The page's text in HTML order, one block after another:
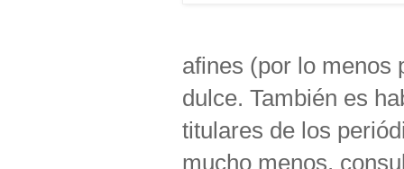
afines (por lo menos
dulce. También es
titulares de los
mucho menos,